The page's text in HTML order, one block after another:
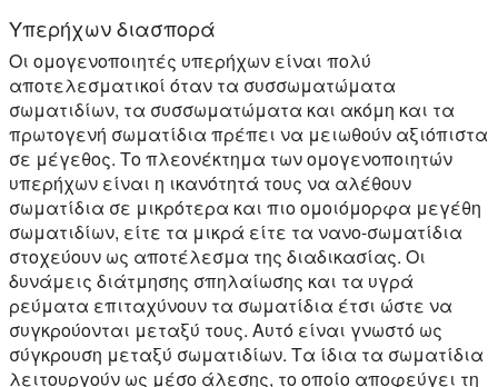
Υπερήχων διασπορά
Οι ομογενοποιητές υπερήχων είναι πολύ
αποτελεσματικοί όταν τα συσσωματώματα
σωματιδίων, τα συσσωματώματα και ακόμη και τα
πρωτογενή σωματίδια πρέπει να μειωθούν αξιόπιστα
σε μέγεθος. Το πλεονέκτημα των ομογενοποιητών
υπερήχων είναι η ικανότητά τους να αλέθουν
σωματίδια σε μικρότερα και πιο ομοιόμορφα μεγέθη
σωματιδίων, είτε τα μικρά είτε τα νανο-σωματίδια
στοχεύουν ως αποτέλεσμα της διαδικασίας. Οι
δυνάμεις διάτμησης σπηλαίωσης και τα υγρά
ρεύματα επιταχύνουν τα σωματίδια έτσι ώστε να
συγκρούονται μεταξύ τους. Αυτό είναι γνωστό ως
σύγκρουση μεταξύ σωματιδίων. Τα ίδια τα σωματίδια
λειτουργούν ως μέσο άλεσης, το οποίο αποφεύγει τη